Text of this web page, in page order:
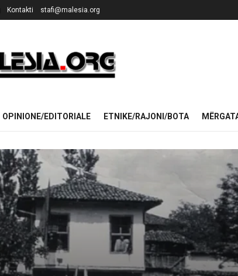
Kontakti stafi@malesia.org
OPINIONE/EDITORIALE ETNIKE/RAJONI/BOTA